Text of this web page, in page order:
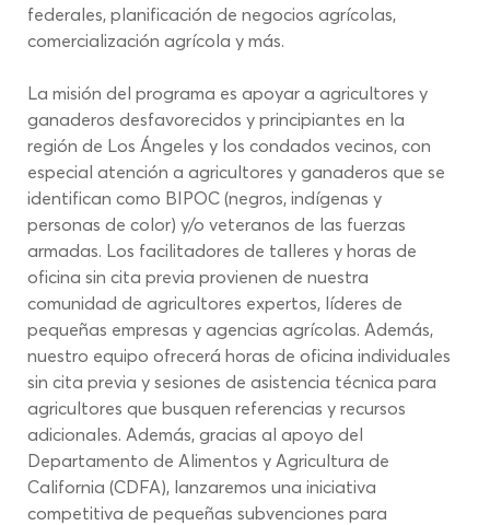
federales, planificación de negocios agrícolas,
comercialización agrícola y más.
La misión del programa es apoyar a agricultores y
ganaderos desfavorecidos y principiantes en la
región de Los Ángeles y los condados vecinos, con
especial atención a agricultores y ganaderos que se
identifican como BIPOC (negros, indígenas y
personas de color) y/o veteranos de las fuerzas
armadas. Los facilitadores de talleres y horas de
oficina sin cita previa provienen de nuestra
comunidad de agricultores expertos, líderes de
pequeñas empresas y agencias agrícolas. Además,
nuestro equipo ofrecerá horas de oficina individuales
sin cita previa y sesiones de asistencia técnica para
agricultores que busquen referencias y recursos
adicionales. Además, gracias al apoyo del
Departamento de Alimentos y Agricultura de
California (CDFA), lanzaremos una iniciativa
competitiva de pequeñas subvenciones para